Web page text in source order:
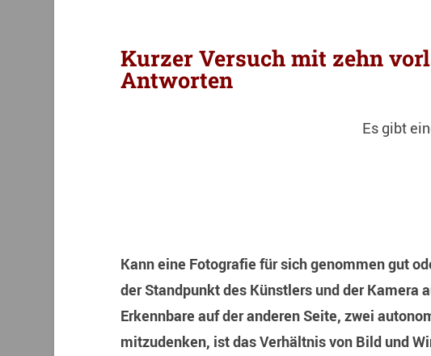
Kurzer Versuch mit zehn
Antworten
Es gibt eine Grammatik
Kann eine Fotografie für sich genommen gut
der Standpunkt des Künstlers und der Kamera
Erkennbare auf der anderen Seite, zwei
mitzudenken, ist das Verhältnis von Bild und